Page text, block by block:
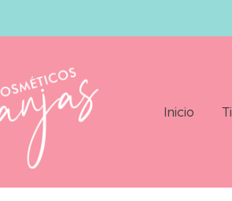
Inicio
Revlon Pro You Oxidante 40 Vol (12%)